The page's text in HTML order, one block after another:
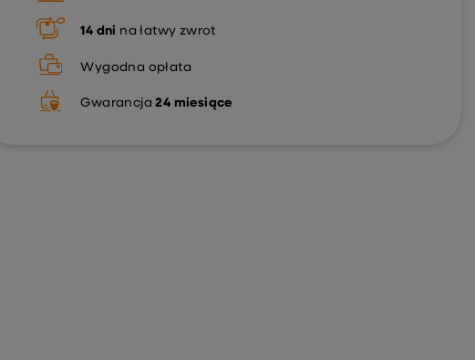
14 dni na łatwy zwrot
Wygodna opłata
Gwarancja 24 miesiące